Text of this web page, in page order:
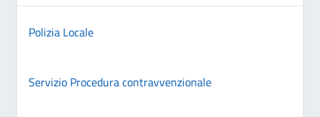
Polizia Locale
Servizio Procedura contravvenzionale